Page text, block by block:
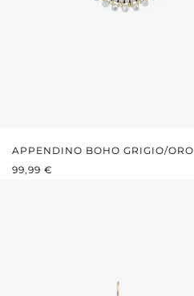
APPENDINO BOHO GRIGIO/ORO
PREZZO NORMALE:
99,99 €